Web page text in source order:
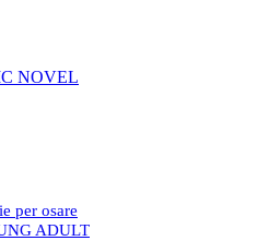
NOVEL
ADULT